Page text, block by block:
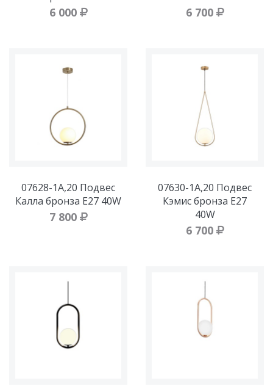
6 000 6 700
07628-1A,20 Подвес
Калла бронза Е27 40W
7 800
07630-1A,20 Подвес
Кэмис бронза Е27
40W
6 700